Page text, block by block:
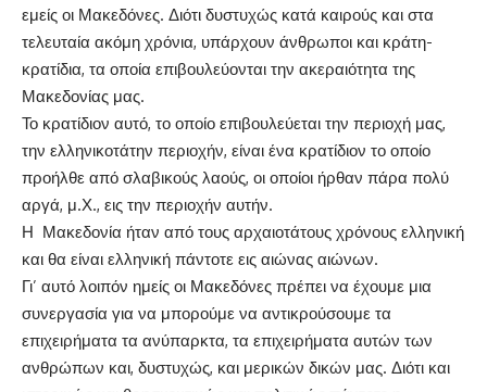
εμείς οι Μακεδόνες. Διότι δυστυχώς κατά καιρούς και στα
τελευταία ακόμη χρόνια, υπάρχουν άνθρωποι και κράτη-
κρατίδια, τα οποία επιβουλεύονται την ακεραιότητα της
Μακεδονίας μας.
Το κρατίδιον αυτό, το οποίο επιβουλεύεται την περιοχή μας,
την ελληνικοτάτην περιοχήν, είναι ένα κρατίδιον το οποίο
προήλθε από σλαβικούς λαούς, οι οποίοι ήρθαν πάρα πολύ
αργά, μ.Χ., εις την περιοχήν αυτήν.
Η Μακεδονία ήταν από τους αρχαιοτάτους χρόνους ελληνική
και θα είναι ελληνική πάντοτε εις αιώνας αιώνων.
Γι’ αυτό λοιπόν ημείς οι Μακεδόνες πρέπει να έχουμε μια
συνεργασία για να μπορούμε να αντικρούσουμε τα
επιχειρήματα τα ανύπαρκτα, τα επιχειρήματα αυτών των
ανθρώπων και, δυστυχώς, και μερικών δικών μας. Διότι και